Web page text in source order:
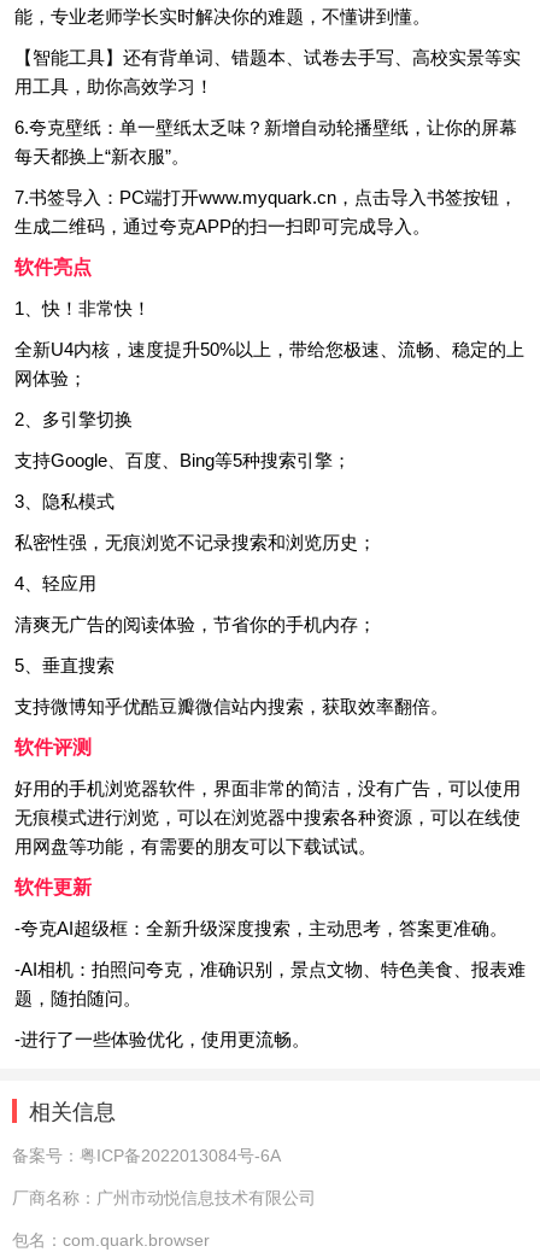
能，专业老师学长实时解决你的难题，不懂讲到懂。
【智能工具】还有背单词、错题本、试卷去手写、高校实景等实
用工具，助你高效学习！
6.夸克壁纸：单一壁纸太乏味？新增自动轮播壁纸，让你的屏幕
每天都换上“新衣服”。
7.书签导入：PC端打开www.myquark.cn，点击导入书签按钮，
生成二维码，通过夸克APP的扫一扫即可完成导入。
软件亮点
1、快！非常快！
全新U4内核，速度提升50%以上，带给您极速、流畅、稳定的上
网体验；
2、多引擎切换
支持Google、百度、Bing等5种搜索引擎；
3、隐私模式
私密性强，无痕浏览不记录搜索和浏览历史；
4、轻应用
清爽无广告的阅读体验，节省你的手机内存；
5、垂直搜索
支持微博知乎优酷豆瓣微信站内搜索，获取效率翻倍。
软件评测
好用的手机浏览器软件，界面非常的简洁，没有广告，可以使用
无痕模式进行浏览，可以在浏览器中搜索各种资源，可以在线使
用网盘等功能，有需要的朋友可以下载试试。
软件更新
-夸克AI超级框：全新升级深度搜索，主动思考，答案更准确。
-AI相机：拍照问夸克，准确识别，景点文物、特色美食、报表难
题，随拍随问。
-进行了一些体验优化，使用更流畅。
相关信息
备案号： 粤ICP备2022013084号-6A
厂商名称： 广州市动悦信息技术有限公司
包名： com.quark.browser